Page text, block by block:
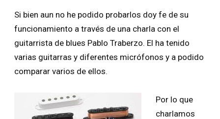
Si bien aun no he podido probarlos doy fe de su
funcionamiento a través de una charla con el
guitarrista de blues Pablo Traberzo. El ha tenido
varias guitarras y diferentes micrófonos y a podido
comparar varios de ellos.
Por lo que
charlamos